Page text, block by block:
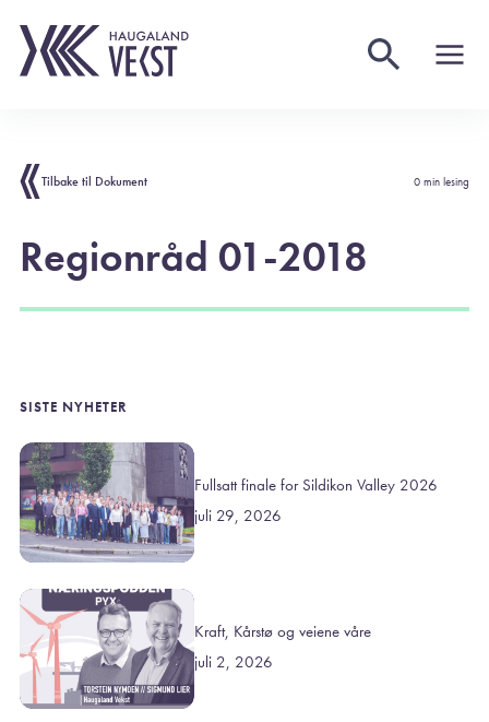
Tilbake til Dokument 0 min lesing
Regionråd 01-2018
SISTE NYHETER
Fullsatt finale for Sildikon Valley 2026
juli 29, 2026
Kraft, Kårstø og veiene våre
juli 2, 2026